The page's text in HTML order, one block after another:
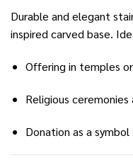
Durable and elegant
inspired carved base.
Offering in temples
Religious
Donation as a